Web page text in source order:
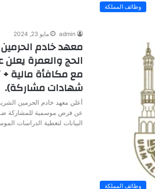
وظائف المملكة
وظائف المملكة
admin مايو 23, 2024
معهد خادم
الحج والعمرة
مع مكافأة مالية
شهادات مشاركة).
أعلن معهد خادم الحرمين
عن فرص موسمية للمشاركة
البيانات لتغطية الدراسات